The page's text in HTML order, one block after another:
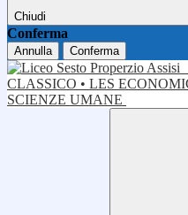
Chiudi
Conferma
Annulla Conferma
CLASSICO • LES
SCIENZE UMANE